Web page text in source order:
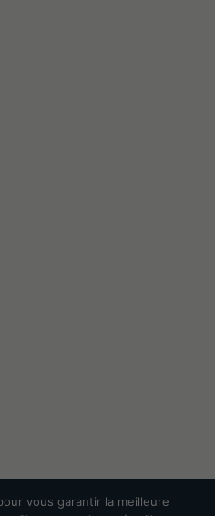
vous garantir la meilleure